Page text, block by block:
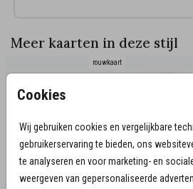
Cookies
Wij gebruiken cookies en vergelijkbare
gebruikerservaring te bieden, ons
te analyseren en voor marketing- en
weergeven van gepersonaliseerde
Meer kaarten in deze stijl
rouwkaart